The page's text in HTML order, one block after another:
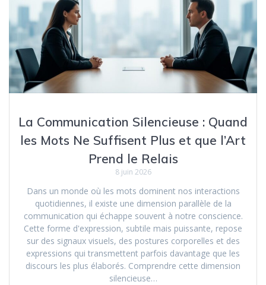
La Communication Silencieuse : Quand
les Mots Ne Suffisent Plus et que l’Art
Prend le Relais
8 juin 2026
Dans un monde où les mots dominent nos interactions
quotidiennes, il existe une dimension parallèle de la
communication qui échappe souvent à notre conscience.
Cette forme d'expression, subtile mais puissante, repose
sur des signaux visuels, des postures corporelles et des
expressions qui transmettent parfois davantage que les
discours les plus élaborés. Comprendre cette dimension
silencieuse…